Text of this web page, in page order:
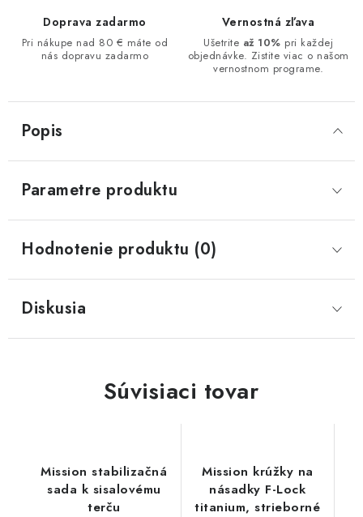
Doprava zadarmo
Pri nákupe nad 80 € máte od
nás dopravu zadarmo
Vernostná zľava
Ušetrite až 10% pri každej
objednávke. Zistite viac o našom
vernostnom programe.
Popis
Parametre produktu
Hodnotenie produktu (0)
Diskusia
Súvisiaci tovar
Mission stabilizačná
sada k sisalovému
terču
Mission krúžky na
násadky F-Lock
titanium, strieborné